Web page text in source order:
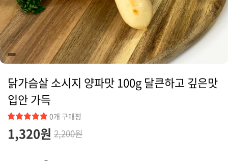
커뮤니티
닭가슴살 소시지 양파맛 100g 달큰하고 깊은맛
입안 가득
0개 구매평
1,320원 2,200원